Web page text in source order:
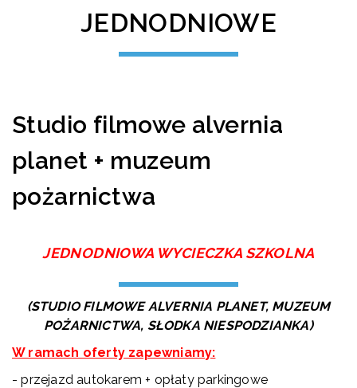
JEDNODNIOWE
Studio filmowe alvernia
planet + muzeum
pożarnictwa
JEDNODNIOWA WYCIECZKA SZKOLNA
(STUDIO FILMOWE ALVERNIA PLANET, MUZEUM
POŻARNICTWA, SŁODKA NIESPODZIANKA)
W ramach oferty zapewniamy:
- przejazd autokarem + opłaty parkingowe